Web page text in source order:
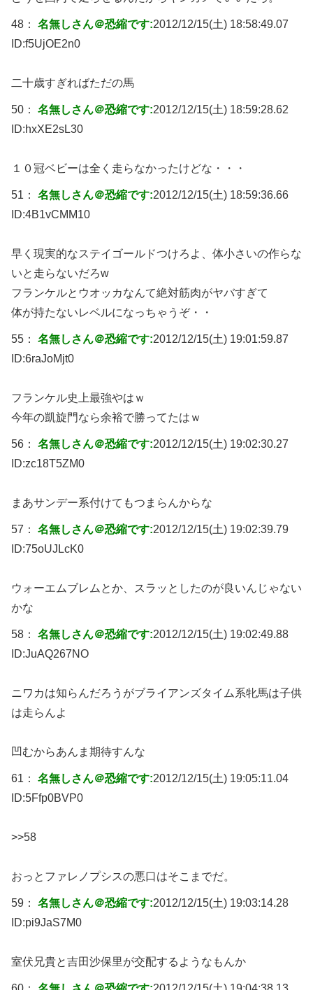
48： 名無しさん＠恐縮です:2012/12/15(土) 18:58:49.07
ID:f5UjOE2n0
二十歳すぎればただの馬
50： 名無しさん＠恐縮です:2012/12/15(土) 18:59:28.62
ID:hxXE2sL30
１０冠ベビーは全く走らなかったけどな・・・
51： 名無しさん＠恐縮です:2012/12/15(土) 18:59:36.66
ID:4B1vCMM10
早く現実的なステイゴールドつけろよ、体小さいの作らな
いと走らないだろw
フランケルとウオッカなんて絶対筋肉がヤバすぎて
体が持たないレベルになっちゃうぞ・・
55： 名無しさん＠恐縮です:2012/12/15(土) 19:01:59.87
ID:6raJoMjt0
フランケル史上最強やはｗ
今年の凱旋門なら余裕で勝ってたはｗ
56： 名無しさん＠恐縮です:2012/12/15(土) 19:02:30.27
ID:zc18T5ZM0
まあサンデー系付けてもつまらんからな
57： 名無しさん＠恐縮です:2012/12/15(土) 19:02:39.79
ID:75oUJLcK0
ウォーエムブレムとか、スラッとしたのが良いんじゃない
かな
58： 名無しさん＠恐縮です:2012/12/15(土) 19:02:49.88
ID:JuAQ267NO
ニワカは知らんだろうがブライアンズタイム系牝馬は子供
は走らんよ
凹むからあんま期待すんな
61： 名無しさん＠恐縮です:2012/12/15(土) 19:05:11.04
ID:5Ffp0BVP0
>>58
おっとファレノプシスの悪口はそこまでだ。
59： 名無しさん＠恐縮です:2012/12/15(土) 19:03:14.28
ID:pi9JaS7M0
室伏兄貴と吉田沙保里が交配するようなもんか